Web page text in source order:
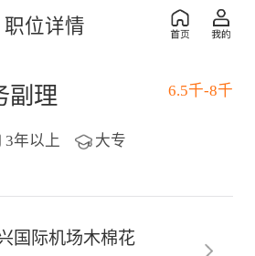
职位详情
副理 6.5千-8千
3年以上
大专
国际机场木棉花